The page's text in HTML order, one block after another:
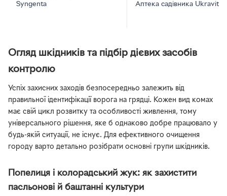
Syngenta
Аптека садівника Ukravit
Огляд шкідників та підбір дієвих засобів
контролю
Успіх захисних заходів безпосередньо залежить від
правильної ідентифікації ворога на грядці. Кожен вид комах
має свій цикл розвитку та особливості живлення, тому
універсального рішення, яке б однаково добре працювало у
будь-якій ситуації, не існує. Для ефективного очищення
городу варто детально розібрати основні групи шкідників.
Попелиця і колорадський жук: як захистити
пасльонові й баштанні культури